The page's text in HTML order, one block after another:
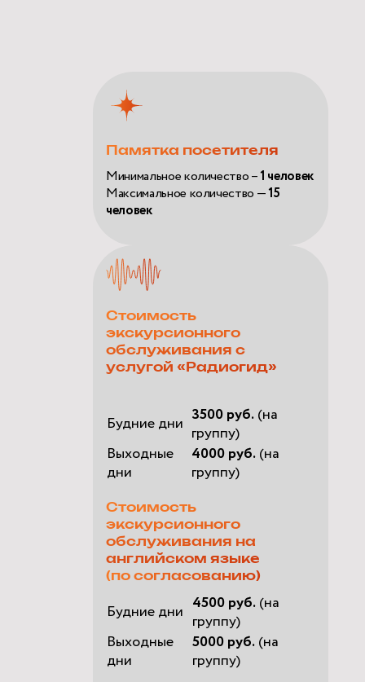
Памятка посетителя
Минимальное количество –1 человек
Максимальное количество —15
человек
Стоимость
экскурсионного
обслуживания с
услугой «Радиогид»
Будние дни 3500 руб.(на
группу)
Выходные
дни
4000 руб.(на
группу)
Стоимость
экскурсионного
обслуживания на
английском языке
(по согласованию)
Будние дни 4500 руб.(на
группу)
Выходные
дни
5000 руб.(на
группу)